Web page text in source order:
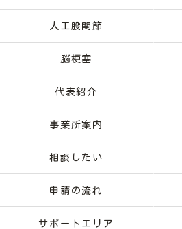
人工股関節
脳梗塞
代表紹介
事業所案内
相談したい
申請の流れ
サポートエリア